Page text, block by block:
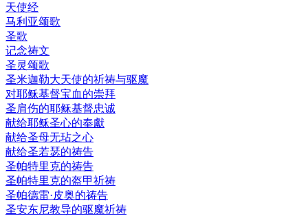
天使经
马利亚颂歌
圣歌
记念祷文
圣灵颂歌
圣米迦勒大天使的祈祷与驱魔
对耶稣基督宝血的崇拜
圣肩伤的耶稣基督忠诚
献给耶稣圣心的奉獻
献给圣母无玷之心
献给圣若瑟的祷告
圣帕特里克的祷告
圣帕特里克的盔甲祈祷
圣帕德雷·皮奥的祷告
圣安东尼教导的驱魔祈祷